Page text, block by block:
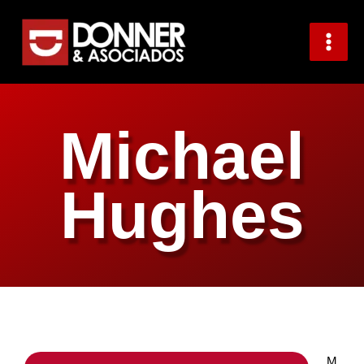
contenido
Michael
Hughes